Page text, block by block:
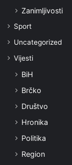
Zanimljivosti
Sport
Uncategorized
Vijesti
BiH
Brčko
Društvo
Hronika
Politika
Region